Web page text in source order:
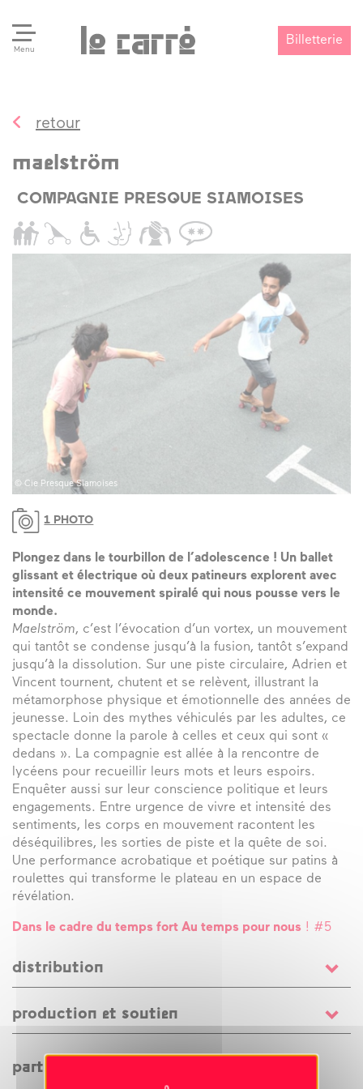
Menu
Billetterie
retour
maelström
COMPAGNIE PRESQUE SIAMOISES
© Cie Presque Siamoises
1 PHOTO
Plongez dans le tourbillon de l’adolescence ! Un ballet
glissant et électrique où deux patineurs explorent avec
intensité ce mouvement spiralé qui nous pousse vers le
monde.
Maelström, c’est l’évocation d’un vortex, un mouvement
qui tantôt se condense jusqu’à la fusion, tantôt s’expand
jusqu’à la dissolution. Sur une piste circulaire, Adrien et
Vincent tournent, chutent et se relèvent, illustrant la
métamorphose physique et émotionnelle des années de
jeunesse. Loin des mythes véhiculés par les adultes, ce
spectacle donne la parole à celles et ceux qui sont «
dedans ». La compagnie est allée à la rencontre de
lycéens pour recueillir leurs mots et leurs espoirs.
Enquêter aussi sur leur conscience politique et leurs
engagements. Entre urgence de vivre et intensité des
sentiments, les corps en mouvement racontent les
déséquilibres, les sorties de piste et la quête de soi.
Une performance acrobatique et poétique sur patins à
roulettes qui transforme le plateau en un espace de
révélation.
Dans le cadre du temps fort Au temps pour nous ! #5
distribution
avecAdrien BinametVincent Hanotaux
politiqueOlivier Azam/ conception pisteSimon
Maurice/ construction pisteVincent Jarry/ production
CURIOS –
production et soutien
Atlantique ; Le Carré, Scène nationale – Centre d’art
contemporain du Pays de Château-Gontier (53) ; Onyx,
partager cet évènement